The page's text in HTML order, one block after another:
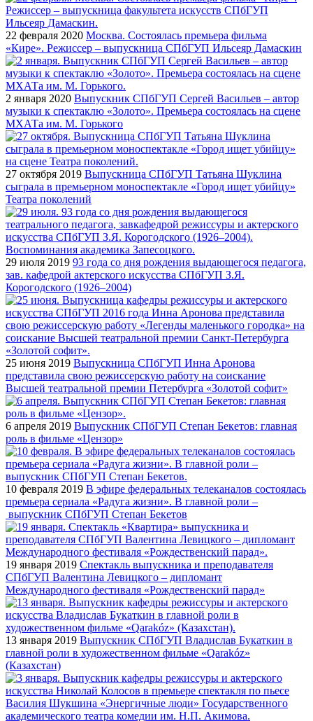
22 февраля 2020 Москва. Состоялась премьера фильма
«Кире». Режиссер – выпускница СПбГУП Ильсеяр Дамаскин
2 января 2020 Выпускник СПбГУП Сергей Васильев – автор
музыки к спектаклю «Золото». Премьера состоялась на сцене
МХАТа им. М. Горького
27 октября 2019 Выпускница СПбГУП Татьяна Шуклина
сыграла в премьерном моноспектакле «Город ищет убийцу»
Театра поколений
29 июля 2019 93 года со дня рождения выдающегося педагога,
зав. кафедрой актерского искусства СПбГУП З.Я.
Корогодского (1926–2004)
25 июня 2019 Выпускница СПбГУП Инна Аронова
представила свою режиссерскую работу на соискание
Высшей театральной премии Петербурга «Золотой софит»
6 апреля 2019 Выпускник СПбГУП Степан Бекетов: главная
роль в фильме «Цензор»
10 февраля 2019 В эфире федеральных телеканалов состоялась
премьера сериала «Радуга жизни». В главной роли –
выпускник СПбГУП Степан Бекетов
19 января 2019 Спектакль выпускника и преподавателя
СПбГУП Валентина Левицкого – дипломант
Международного фестиваля «Рождественский парад»
13 января 2019 Выпускник СПбГУП Владислав Букаткин в
главной роли в художественном фильме «Qarakóz»
(Казахстан)